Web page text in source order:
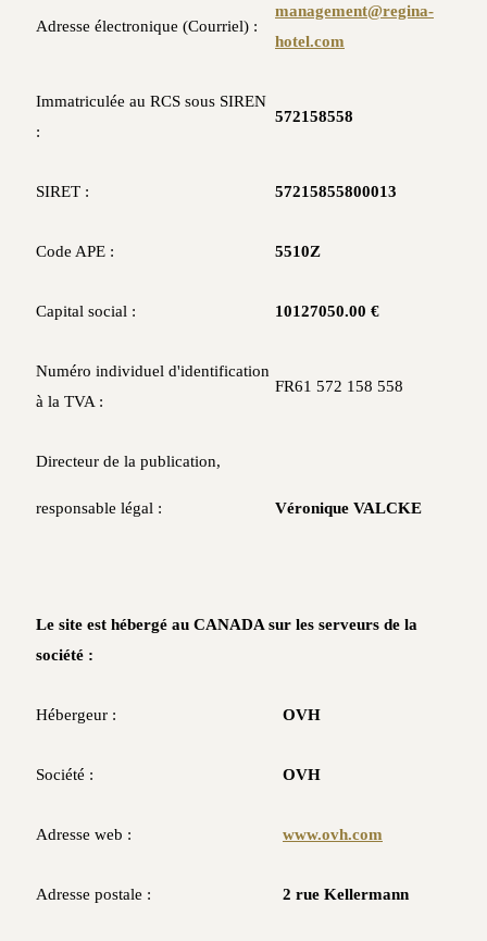
Adresse électronique (Courriel) :
management@regina-
hotel.com
Immatriculée au RCS sous SIREN
:
572158558
SIRET : 57215855800013
Code APE : 5510Z
Capital social : 10127050.00 €
Numéro individuel d'identification
à la TVA :
FR61 572 158 558
Directeur de la publication,
responsable légal : Véronique VALCKE
Le site est hébergé au CANADA sur les serveurs de la
société :
Hébergeur : OVH
Société : OVH
Adresse web : www.ovh.com
Adresse postale : 2 rue Kellermann